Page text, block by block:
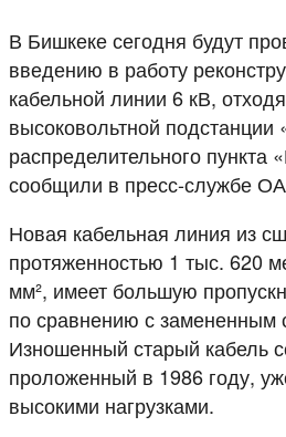
В Бишкеке сегодня будут
введению в работу
кабельной линии 6 кВ,
высоковольтной подстанции
распределительного
сообщили в пресс-службе
Новая кабельная линия из
протяженностью 1 тыс. 620
мм², имеет большую
по сравнению с замененным
Изношенный старый кабель
проложенный в 1986 году,
высокими нагрузками.